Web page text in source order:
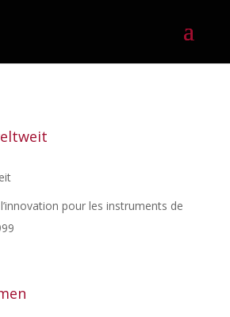
pour les instruments de